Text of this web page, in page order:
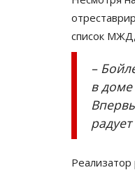
список
–
в доме